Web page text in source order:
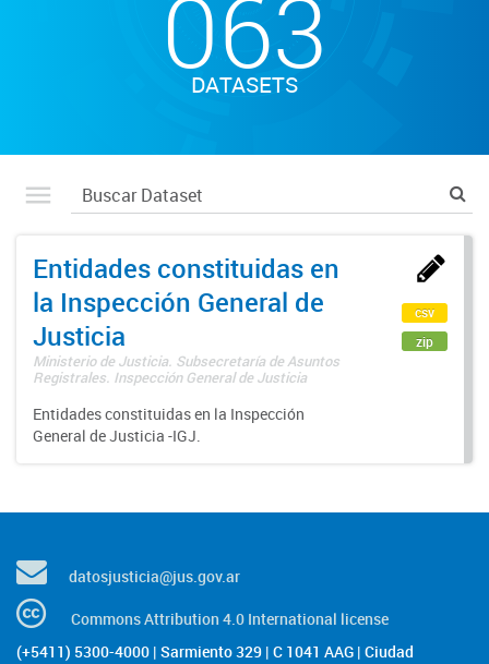
063
DATASETS
Entidades constituidas en
la Inspección General de
Justicia
Ministerio de Justicia. Subsecretaría de Asuntos
Registrales. Inspección General de Justicia
Entidades constituidas en la Inspección
General de Justicia -IGJ.
csv
zip
datosjusticia@jus.gov.ar
Commons Attribution 4.0 International license
(+5411) 5300-4000 | Sarmiento 329 | C 1041 AAG | Ciudad